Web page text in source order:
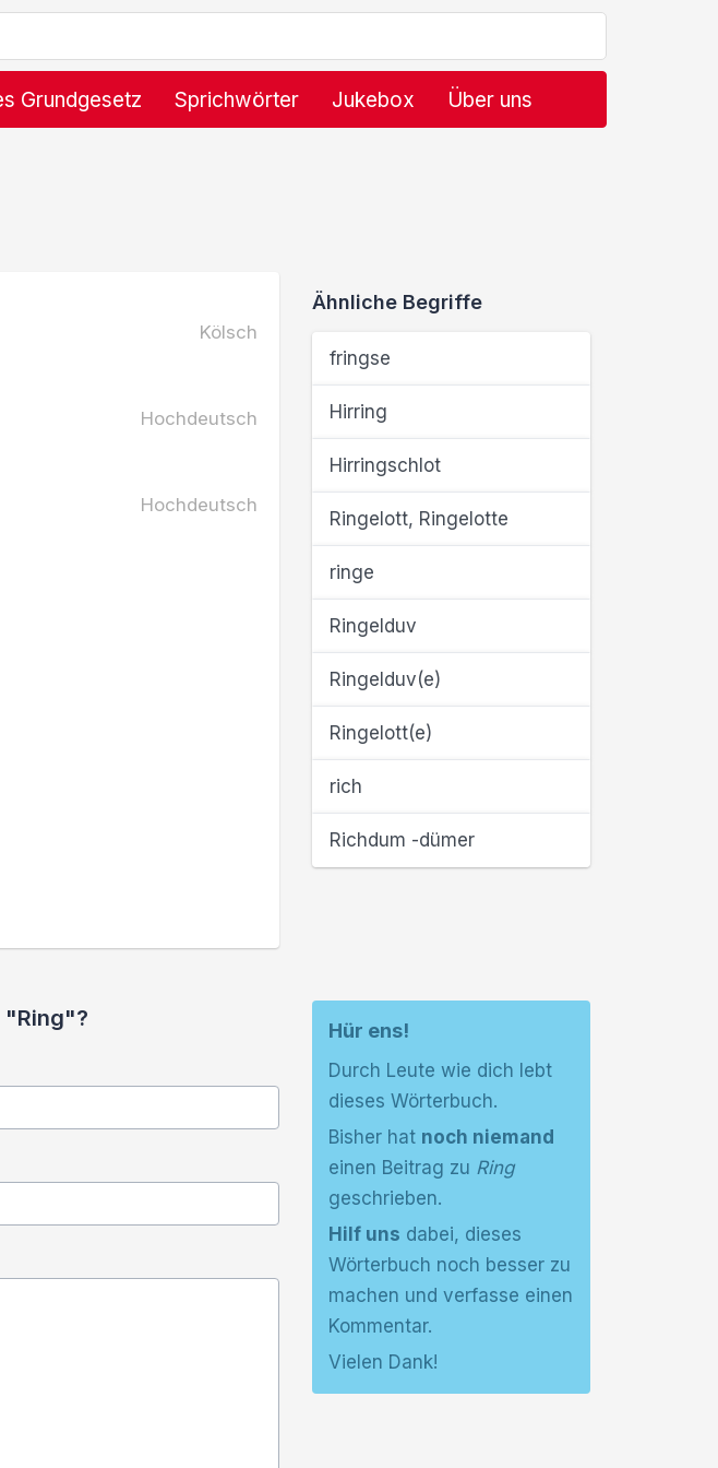
Grundgesetz Sprichwörter Jukebox Über uns
Kölsch
Hochdeutsch
Hochdeutsch
Ähnliche Begriffe
fringse
Hirring
Hirringschlot
Ringelott, Ringelotte
ringe
Ringelduv
Ringelduv(e)
Ringelott(e)
rich
Richdum -dümer
"Ring"? Hür ens!
Durch Leute wie dich lebt
dieses Wörterbuch.
Bisher hat noch niemand
einen Beitrag zu Ring
geschrieben.
Hilf uns dabei, dieses
Wörterbuch noch besser zu
machen und verfasse einen
Kommentar.
Vielen Dank!